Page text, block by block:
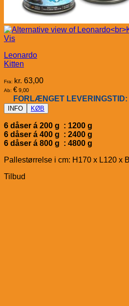
Vis
Leonardo
Kitten
Fra: kr. 63,00
Ab: € 9,00
FORLÆNGET
INFO KØB
6 dåser á 200 g : 1200 g
6 dåser á 400 g : 2400 g
6 dåser á 800 g : 4800 g
Pallestørrelse i cm: H170 x L120 x
Tilbud